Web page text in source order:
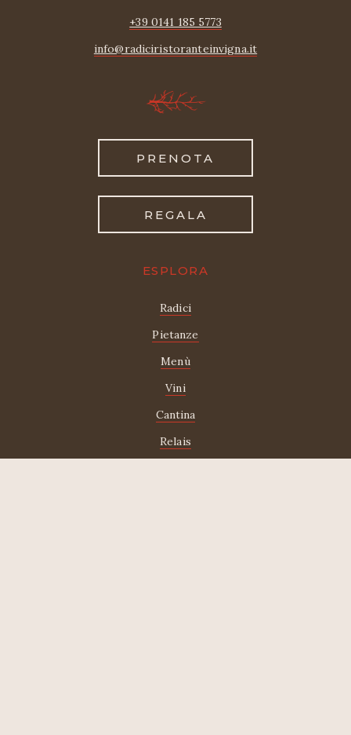
+39 0141 185 5773
info@radiciristoranteinvigna.it
PRENOTA
REGALA
ESPLORA
Radici
Pietanze
Menù
Vini
Cantina
Relais